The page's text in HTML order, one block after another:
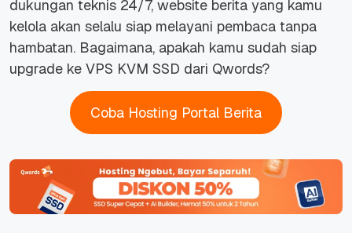
dukungan teknis 24/7, website berita yang kamu
kelola akan selalu siap melayani pembaca tanpa
hambatan. Bagaimana, apakah kamu sudah siap
upgrade ke VPS KVM SSD dari Qwords?
Coba Hosting Portal Berita